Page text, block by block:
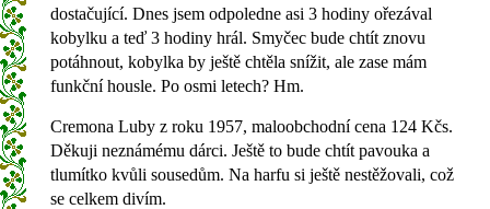
dostačující. Dnes jsem odpoledne asi 3 hodiny ořezával
kobylku a teď 3 hodiny hrál. Smyčec bude chtít znovu
potáhnout, kobylka by ještě chtěla snížit, ale zase mám
funkční housle. Po osmi letech? Hm.
Cremona Luby z roku 1957, maloobchodní cena 124 Kčs.
Děkuji neznámému dárci. Ještě to bude chtít pavouka a
tlumítko kvůli sousedům. Na harfu si ještě nestěžovali, což
se celkem divím.